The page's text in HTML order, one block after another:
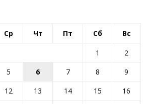
Ср Чт Пт Сб Вс
1
2
5 6 7 8
9
12 13 14 15
16